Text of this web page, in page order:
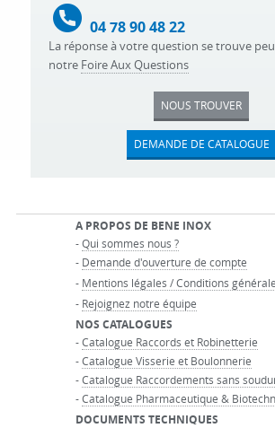
04 78 90 48 22
La réponse à votre question se trouve
notre Foire Aux Questions
NOUS TROUVER
DEMANDE DE CATALOGUE
A PROPOS DE BENE INOX
-Qui sommes nous ?
- Demande d'ouverture de compte
- Mentions légales / Conditions
- Rejoignez notre équipe
NOS CATALOGUES
-Catalogue Raccords et Robinetterie
-Catalogue Visserie et Boulonnerie
-Catalogue Raccordements sans
-Catalogue Pharmaceutique &
DOCUMENTS TECHNIQUES